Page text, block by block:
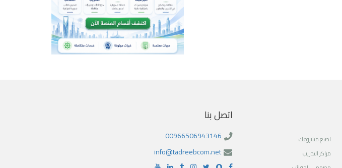
اصنع مشروعك
مراكز التدريب
اتصل بنا
00966506943146
info@tadreebcom.net